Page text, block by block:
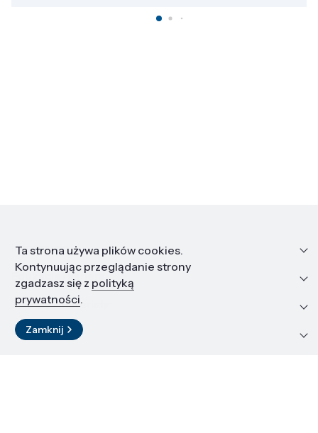
Informacje
Edukacja i kariera
Zasoby i materiały
Kontakt
Ta strona używa plików cookies.
Kontynuując przeglądanie strony
zgadzasz się z polityką
prywatności.
Zamknij